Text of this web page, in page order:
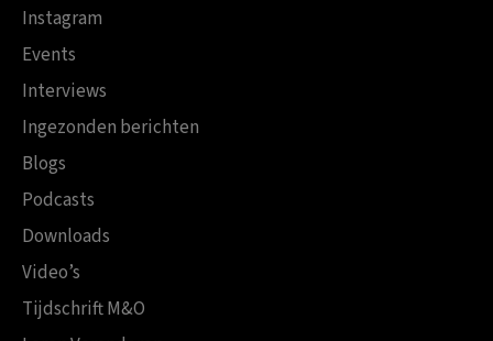
Instagram
Events
Interviews
Ingezonden berichten
Blogs
Podcasts
Downloads
Video’s
Tijdschrift M&O